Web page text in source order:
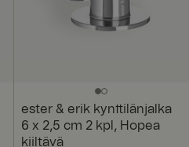
ester & erik kynttilänjalka
6 x 2,5 cm 2 kpl, Hopea
kiiltävä